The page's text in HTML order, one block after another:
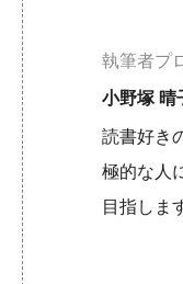
執筆者プ
小野塚 晴
読書好き
極的な人
目指しま